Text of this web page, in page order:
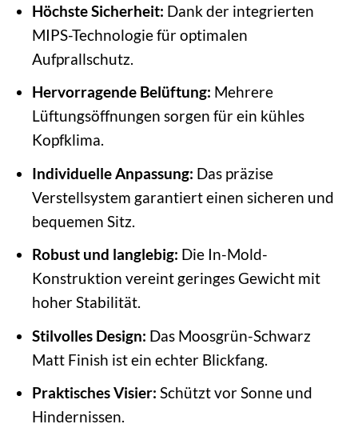
Höchste Sicherheit: Dank der integrierten
MIPS-Technologie für optimalen
Aufprallschutz.
Hervorragende Belüftung: Mehrere
Lüftungsöffnungen sorgen für ein kühles
Kopfklima.
Individuelle Anpassung: Das präzise
Verstellsystem garantiert einen sicheren und
bequemen Sitz.
Robust und langlebig: Die In-Mold-
Konstruktion vereint geringes Gewicht mit
hoher Stabilität.
Stilvolles Design: Das Moosgrün-Schwarz
Matt Finish ist ein echter Blickfang.
Praktisches Visier: Schützt vor Sonne und
Hindernissen.